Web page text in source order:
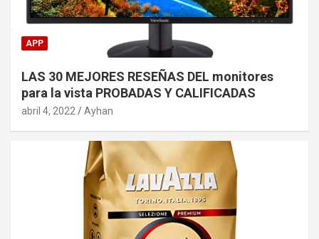
APP
LAS 30 MEJORES RESEÑAS DEL monitores
para la vista PROBADAS Y CALIFICADAS
abril 4, 2022 Ayhan